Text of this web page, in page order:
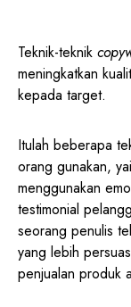
Teknik-teknik
meningkatkan
kepada target.
Itulah beberapa
orang gunakan,
menggunakan
testimonial
seorang penulis
yang lebih
penjualan produk